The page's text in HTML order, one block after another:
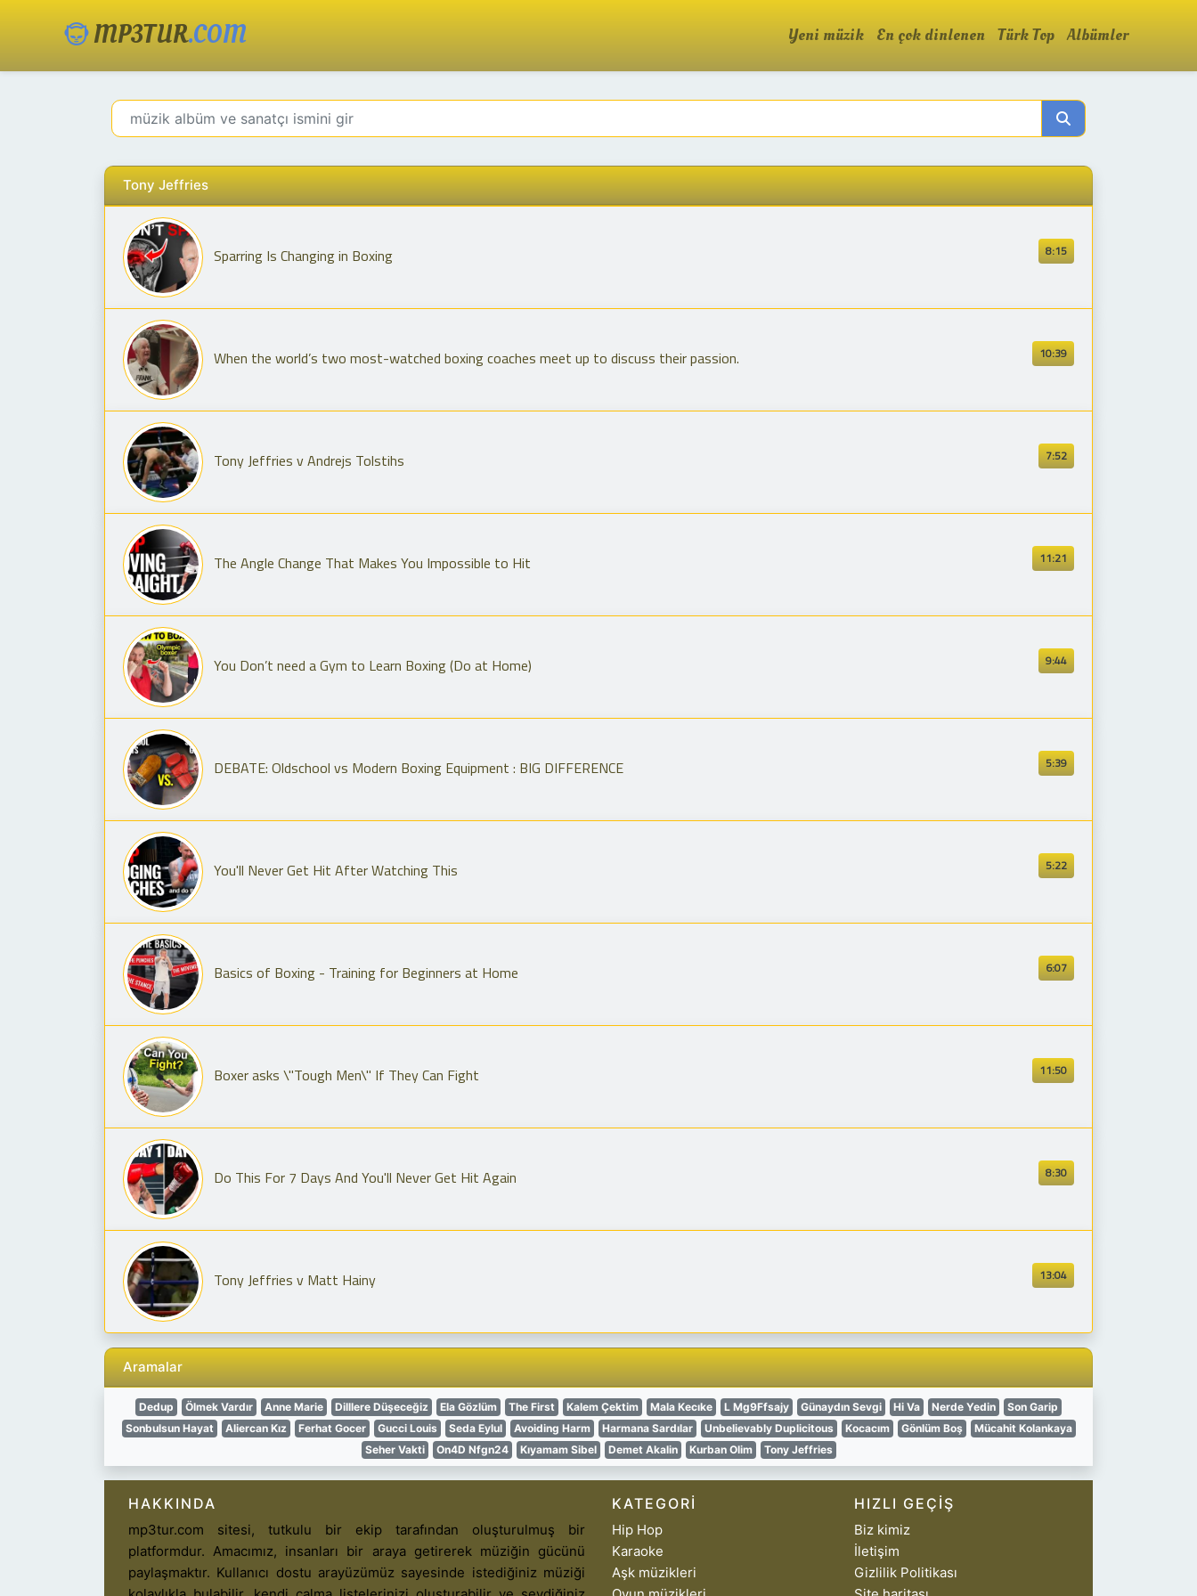
MP3TUR.COM Yeni müzik En çok dinlenen Türk Top Albümler
Tony Jeffries
8:15
Sparring Is Changing in Boxing
10:39
When the world’s two most-watched boxing coaches meet up to discuss their passion.
7:52
Tony Jeffries v Andrejs Tolstihs
11:21
The Angle Change That Makes You Impossible to Hit
9:44
You Don’t need a Gym to Learn Boxing (Do at Home)
5:39
DEBATE: Oldschool vs Modern Boxing Equipment : BIG DIFFERENCE
5:22
You'll Never Get Hit After Watching This
6:07
Basics of Boxing - Training for Beginners at Home
11:50
Boxer asks \"Tough Men\" If They Can Fight
8:30
Do This For 7 Days And You'll Never Get Hit Again
13:04
Tony Jeffries v Matt Hainy
Aramalar
Dedup Ölmek Vardır Anne Marie Dilllere Düşeceğiz Ela Gözlüm The First Kalem Çektim Mala Kecıke L Mg9Ffsajy Günaydın Sevgi Hi Va Nerde Yedin
Son Garip
Sonbulsun Hayat
Aliercan Kız Ferhat Gocer Gucci Louis Seda Eylul Avoiding Harm Harmana Sardılar Unbelievably Duplicitous Kocacım Gönlüm Boş
Mücahit Kolankaya
Seher Vakti
On4D Nfgn24 Kıyamam Sibel Demet Akalin Kurban Olim Tony Jeffries
HAKKINDA
mp3tur.com sitesi, tutkulu bir ekip tarafından oluşturulmuş bir
platformdur. Amacımız, insanları bir araya getirerek müziğin gücünü
paylaşmaktır. Kullanıcı dostu arayüzümüz sayesinde istediğiniz müziği
KATEGORI
Hip Hop
Karaoke
Aşk müzikleri
HIZLI GEÇIŞ
Biz kimiz
İletişim
Gizlilik Politikası